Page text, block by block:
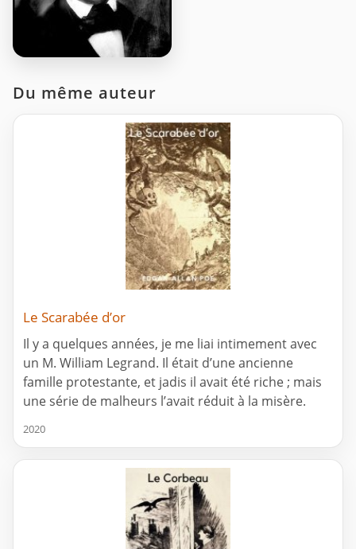
Du même auteur
Le Scarabée d’or
Il y a quelques années, je me liai intimement avec
un M. William Legrand. Il était d’une ancienne
famille protestante, et jadis il avait été riche ; mais
une série de malheurs l’avait réduit à la misère.
2020